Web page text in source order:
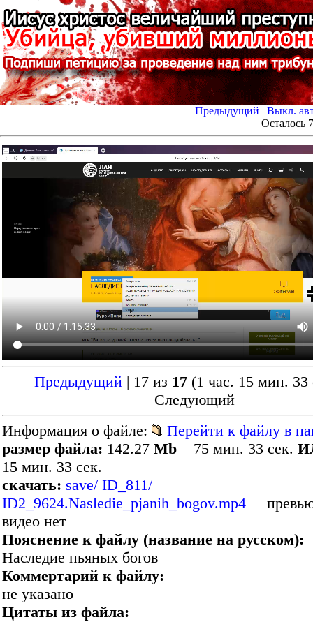
Предыдущий | Выкл.
Осталось
Предыдущий | 17 из 17 (1 час. 15 мин. 33
Следующий
Информация о файле:
Перейти к файлу в
размер файла: 142.27 Mb 75 мин. 33 сек.
15 мин. 33 сек.
скачать: save/ ID_811/
ID2_9624.Nasledie_pjanih_bogov.mp4
видео нет
Пояснение к файлу (название на русском):
Наследие пьяных богов
Коммертарий к файлу:
не указано
Цитаты из файла: